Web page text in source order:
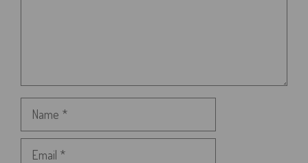
Name
Email